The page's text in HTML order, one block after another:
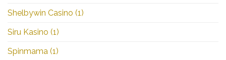
Shelbywin Casino (1)
Siru Kasino (1)
Spinmama (1)